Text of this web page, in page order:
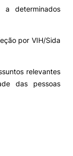
determinados
por VIH/Sida
relevantes
das pessoas